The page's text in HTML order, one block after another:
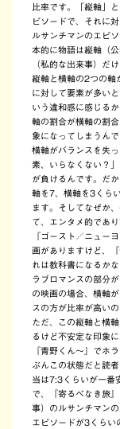
比率です。「縦軸」
ピソードで、それに
ルサンチマンのエピ
本的に物語は縦軸（
（私的な出来事）だ
縦軸と横軸の2つの軸
に対して要素が多い
いう違和感に感じる
軸の割合が横軸の割
象になってしまうん
横軸がバランスを失
素、いらなくない？
が負けるんです。だ
軸を7、横軸を3くら
ます。そしてなぜか
て、エンタメ的であ
『ゴースト／ニュー
画がありますけど、
れは教科書になるか
ラブロマンスの部分
の映画の場合、横軸
スの方が比率が高い
ただ、この縦軸と横
るけど不安定な印象
『青野くん～』でホ
ぶんこの状態だと読
当は7:3くらいが一番
で、『寄るべなき旅
事）のルサンチマン
エピソードが3くらい